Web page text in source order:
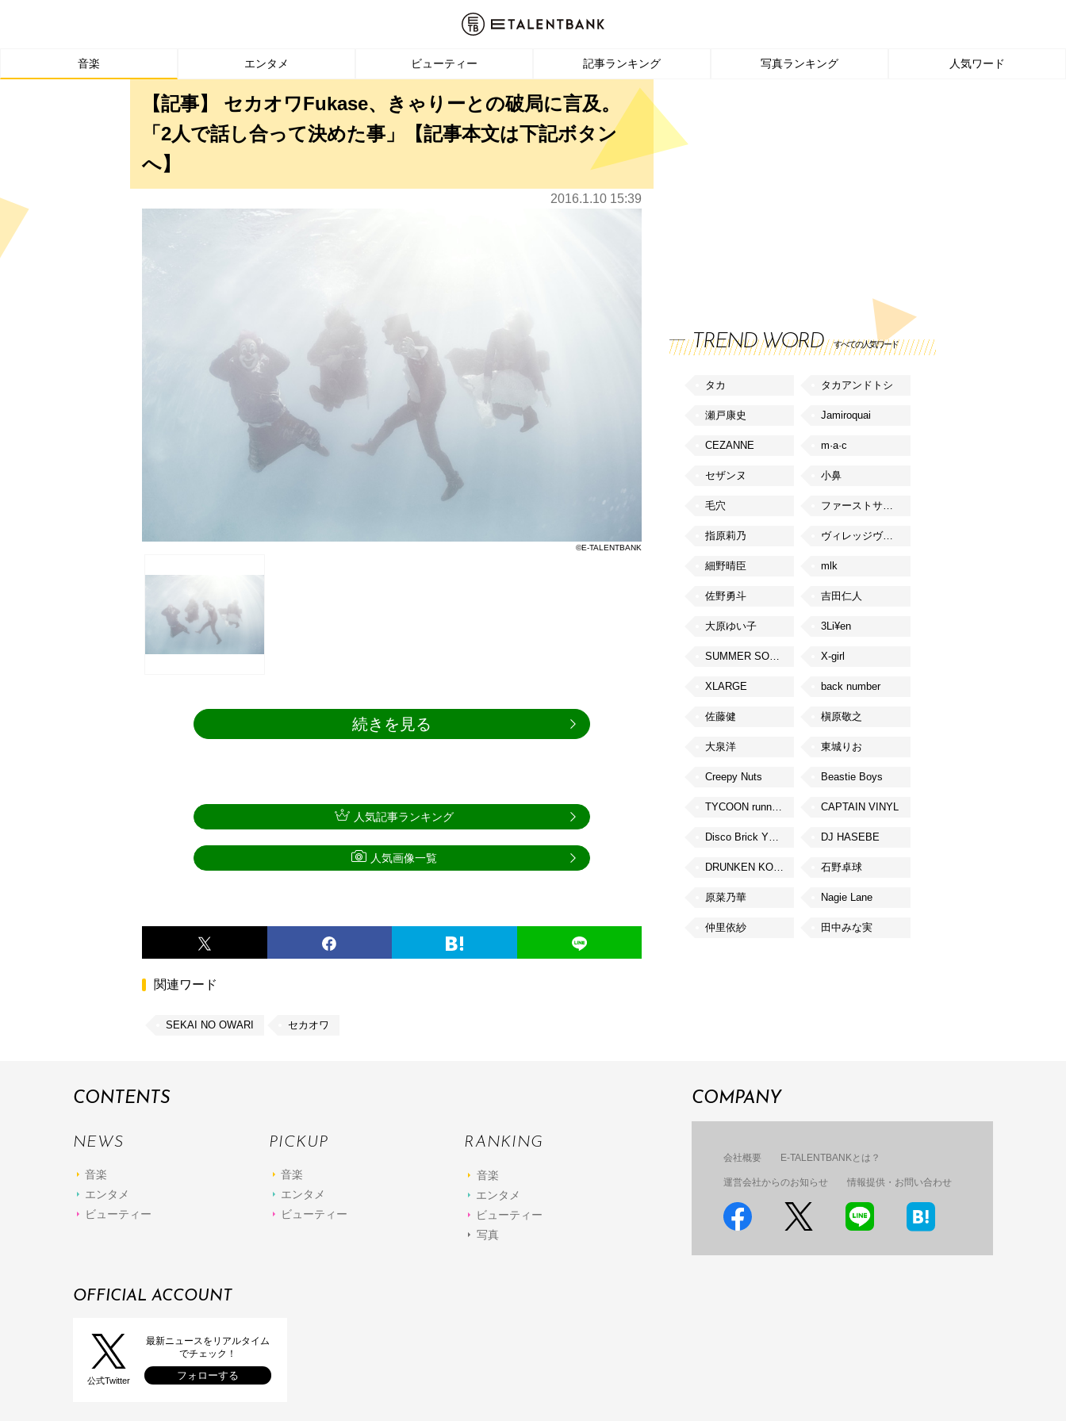
音楽 エンタメ ビューティー 記事ランキング 写真ランキング 人気ワード
【記事】 セカオワFukase、きゃりーとの破局に言及。
「2人で話し合って決めた事」【記事本文は下記ボタン
へ】
2016.1.10 15:39
©E-TALENTBANK
続きを見る
関連ワード
SEKAI NO OWARI セカオワ
人気記事ランキング
人気画像一覧
TREND WORD すべての人気ワード
タカ タカアンドトシ
瀬戸康史 Jamiroquai
CEZANNE m·a·c
セザンヌ 小鼻
毛穴 ファーストサマーウイカ
指原莉乃 ヴィレッジヴァンガード
細野晴臣 mlk
佐野勇斗 吉田仁人
大原ゆい子 3Li¥en
SUMMER SONIC X-girl
XLARGE back number
佐藤健 槇原敬之
大泉洋 東城りお
Creepy Nuts Beastie Boys
TYCOON running CAPTAIN VINYL
Disco Brick YOKOHAMA DJ HASEBE
DRUNKEN KONG 石野卓球
原菜乃華 Nagie Lane
仲里依紗 田中みな実
CONTENTS
NEWS
音楽
エンタメ
ビューティー
PICKUP
音楽
エンタメ
ビューティー
RANKING
音楽
エンタメ
ビューティー
写真
COMPANY
会社概要 E-TALENTBANKとは？
運営会社からのお知らせ 情報提供・お問い合わせ
OFFICIAL ACCOUNT
公式Twitter
最新ニュースをリアルタイム
でチェック！
フォローする